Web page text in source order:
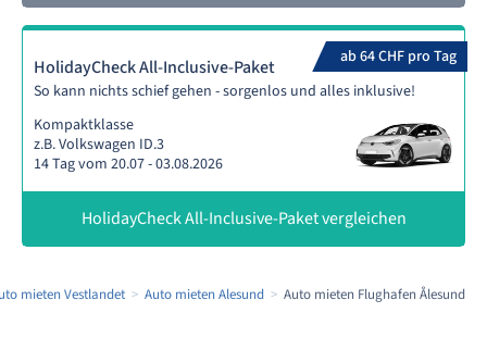
ab 64 CHF pro Tag
HolidayCheck All-Inclusive-Paket
So kann nichts schief gehen - sorgenlos und alles inklusive!
Kompaktklasse
z.B. Volkswagen ID.3
14 Tag vom 20.07 - 03.08.2026
HolidayCheck All-Inclusive-Paket vergleichen
mieten Vestlandet Auto mieten Alesund Auto mieten Flughafen Ålesund